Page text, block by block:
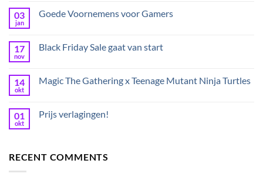
03
jan
Goede Voornemens voor Gamers
17
nov
Black Friday Sale gaat van start
14
okt
Magic The Gathering x Teenage Mutant Ninja Turtles
01
okt
Prijs verlagingen!
RECENT COMMENTS